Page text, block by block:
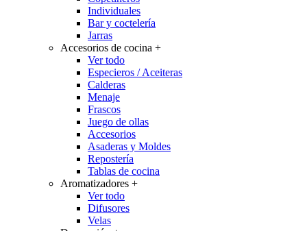
Individuales
Bar y coctelería
Jarras
Accesorios de cocina +
Ver todo
Especieros / Aceiteras
Calderas
Menaje
Frascos
Juego de ollas
Accesorios
Asaderas y Moldes
Repostería
Tablas de cocina
Aromatizadores +
Ver todo
Difusores
Velas